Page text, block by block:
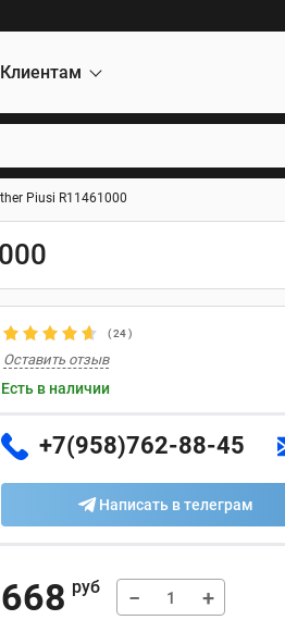
Клиентам
Рiusi R11461000
(24)
Оставить отзыв
Есть в наличии
+7(958)762-88-45
Написать в телеграм
668 руб − +